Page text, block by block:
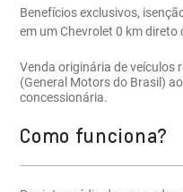
Benefícios exclusivos,
em um Chevrolet 0 km direto
Venda originária de veículos
(General Motors do Brasil)
concessionária.
Como funciona?